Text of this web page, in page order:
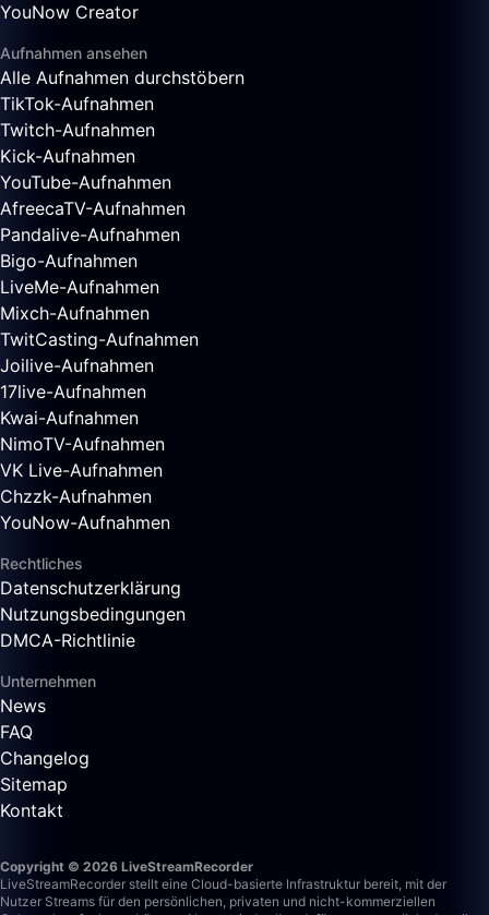
YouNow Creator
Aufnahmen ansehen
Alle Aufnahmen durchstöbern
TikTok-Aufnahmen
Twitch-Aufnahmen
Kick-Aufnahmen
YouTube-Aufnahmen
AfreecaTV-Aufnahmen
Pandalive-Aufnahmen
Bigo-Aufnahmen
LiveMe-Aufnahmen
Mixch-Aufnahmen
TwitCasting-Aufnahmen
Joilive-Aufnahmen
17live-Aufnahmen
Kwai-Aufnahmen
NimoTV-Aufnahmen
VK Live-Aufnahmen
Chzzk-Aufnahmen
YouNow-Aufnahmen
Rechtliches
Datenschutzerklärung
Nutzungsbedingungen
DMCA-Richtlinie
Unternehmen
News
FAQ
Changelog
Sitemap
Kontakt
Copyright © 2026 LiveStreamRecorder
LiveStreamRecorder stellt eine Cloud-basierte Infrastruktur bereit, mit der
Nutzer Streams für den persönlichen, privaten und nicht-kommerziellen